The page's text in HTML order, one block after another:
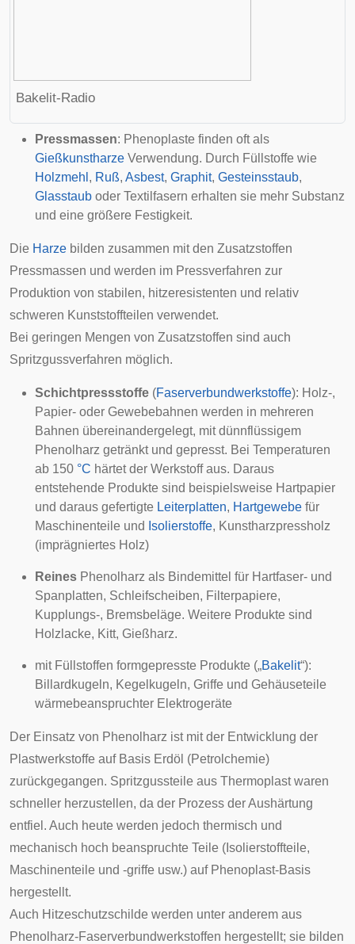
Bakelit-Radio
Pressmassen: Phenoplaste finden oft als
Gießkunstharze Verwendung. Durch Füllstoffe wie
Holzmehl , Ruß, Asbest, Graphit, Gesteinsstaub,
Glasstaub oder Textilfasern erhalten sie mehr Substanz
und eine größere Festigkeit.
Die Harze bilden zusammen mit den Zusatzstoffen
Pressmassen und werden im Pressverfahren zur
Produktion von stabilen, hitzeresistenten und relativ
schweren Kunststoffteilen verwendet.
Bei geringen Mengen von Zusatzstoffen sind auch
Spritzgussverfahren möglich.
Schichtpressstoffe (Faserverbundwerkstoffe): Holz-,
Papier- oder Gewebebahnen werden in mehreren
Bahnen übereinandergelegt, mit dünnflüssigem
Phenolharz getränkt und gepresst. Bei Temperaturen
ab 150 °C härtet der Werkstoff aus. Daraus
entstehende Produkte sind beispielsweise Hartpapier
und daraus gefertigte Leiterplatten, Hartgewebe für
Maschinenteile und Isolierstoffe, Kunstharzpressholz
(imprägniertes Holz)
Reines Phenolharz als Bindemittel für Hartfaser- und
Spanplatten, Schleifscheiben, Filterpapiere,
Kupplungs-, Bremsbeläge. Weitere Produkte sind
Holzlacke, Kitt, Gießharz.
mit Füllstoffen formgepresste Produkte („Bakelit“):
Billardkugeln, Kegelkugeln, Griffe und Gehäuseteile
wärmebeanspruchter Elektrogeräte
Der Einsatz von Phenolharz ist mit der Entwicklung der
Plastwerkstoffe auf Basis Erdöl (Petrolchemie)
zurückgegangen. Spritzgussteile aus Thermoplast waren
schneller herzustellen, da der Prozess der Aushärtung
entfiel. Auch heute werden jedoch thermisch und
mechanisch hoch beanspruchte Teile (Isolierstoffteile,
Maschinenteile und -griffe usw.) auf Phenoplast-Basis
hergestellt.
Auch Hitzeschutzschilde werden unter anderem aus
Phenolharz-Faserverbundwerkstoffen hergestellt; sie bilden